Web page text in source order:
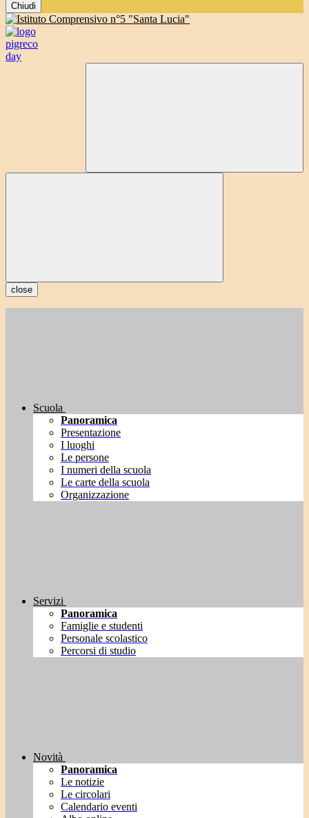
Chiudi
close
Scuola
Panoramica
Presentazione
I luoghi
Le persone
I numeri della scuola
Le carte della scuola
Organizzazione
Servizi
Panoramica
Famiglie e studenti
Personale scolastico
Percorsi di studio
Novità
Panoramica
Le notizie
Le circolari
Calendario eventi